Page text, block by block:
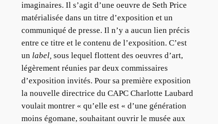
imaginaires. Il s’agit d’une oeuvre de Seth Price
matérialisée dans un titre d’exposition et un
communiqué de presse. Il n’y a aucun lien précis
entre ce titre et le contenu de l’exposition. C’est
un label, sous lequel flottent des oeuvres d’art,
légèrement réunies par deux commissaires
d’exposition invités. Pour sa première exposition
la nouvelle directrice du CAPC Charlotte Laubard
voulait montrer « qu’elle est « d’une génération
moins égomane, souhaitant ouvrir le musée aux